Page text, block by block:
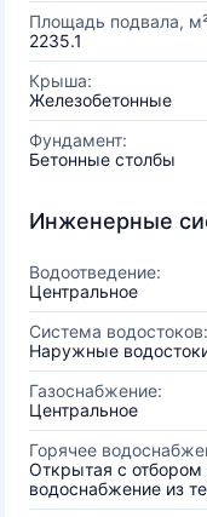
Площадь подвала,
2235.1
Крыша:
Железобетонные
Фундамент:
Бетонные столбы
Инженерные
Водоотведение:
Центральное
Система водостоков:
Наружные
Газоснабжение:
Центральное
Горячее
Открытая с отбором
водоснабжение из